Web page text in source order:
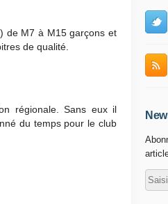
de M7 à M15 garçons et
de qualité.
régionale. Sans eux il
du temps pour le club